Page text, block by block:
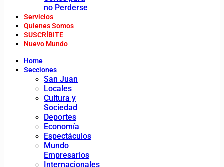
no Perderse
Servicios
Quienes Somos
SUSCRÍBITE
Nuevo Mundo
Home
Secciones
San Juan
Locales
Cultura y
Sociedad
Deportes
Economía
Espectáculos
Mundo
Empresarios
Internacionales